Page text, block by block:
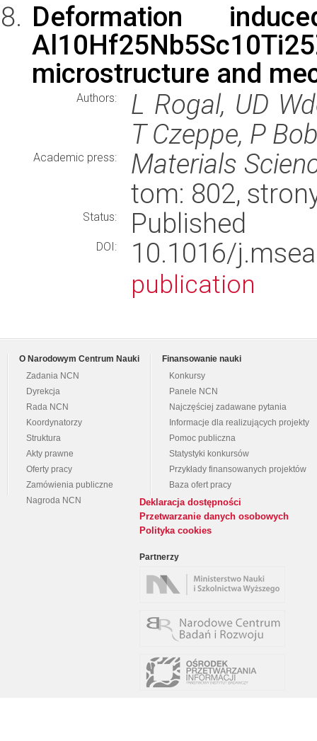
Deformation
microstructure and
Authors:
L Rogal, UD
T Czeppe, P
Academic press:
Materials
tom: 802,
Status: Published
DOI: 10.1016/
publication
O Narodowym Centrum Nauki
Zadania NCN
Dyrekcja
Rada NCN
Koordynatorzy
Struktura
Akty prawne
Oferty pracy
Zamówienia publiczne
Nagroda NCN
Finansowanie nauki
Konkursy
Panele NCN
Najczęściej zadawane pytania
Informacje dla realizujących projekty
Pomoc publiczna
Statystyki konkursów
Przykłady finansowanych projektów
Baza ofert pracy
Deklaracja dostępności
Przetwarzanie danych osobowych
Polityka cookies
Partnerzy